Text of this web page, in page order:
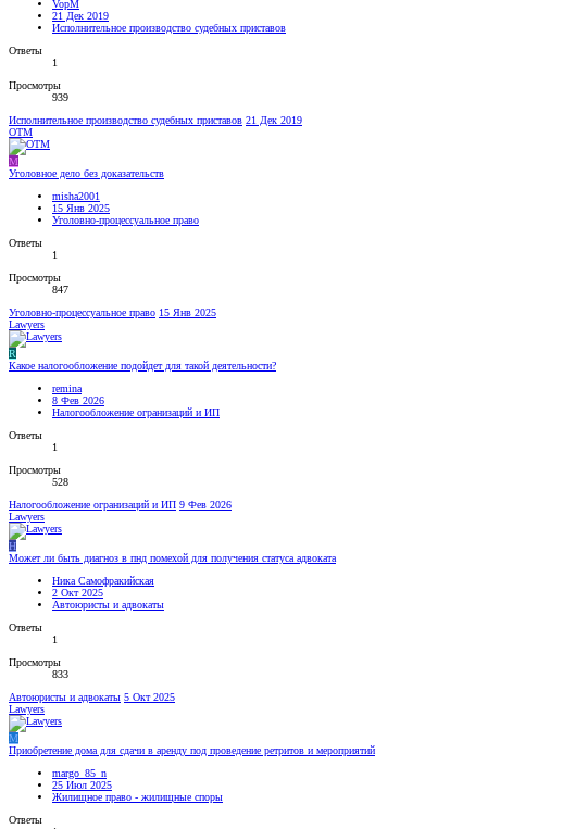
VopM
21 Дек 2019
Исполнительное производство судебных приставов
Ответы
1
Просмотры
939
Исполнительное производство судебных приставов 21 Дек 2019
OTM
M
Уголовное дело без доказательств
misha2001
15 Янв 2025
Уголовно-процессуальное право
Ответы
1
Просмотры
847
Уголовно-процессуальное право 15 Янв 2025
Lawyers
R
Какое налогообложение подойдет для такой деятельности?
remina
8 Фев 2026
Налогообложение огранизаций и ИП
Ответы
1
Просмотры
528
Налогообложение огранизаций и ИП 9 Фев 2026
Lawyers
Н
Может ли быть диагноз в пнд помехой для получения статуса адвоката
Ника Самофракийская
2 Окт 2025
Автоюристы и адвокаты
Ответы
1
Просмотры
833
Автоюристы и адвокаты 5 Окт 2025
Lawyers
M
Приобретение дома для сдачи в аренду под проведение ретритов и мероприятий
margo_85_n
25 Июл 2025
Жилищное право - жилищные споры
Ответы